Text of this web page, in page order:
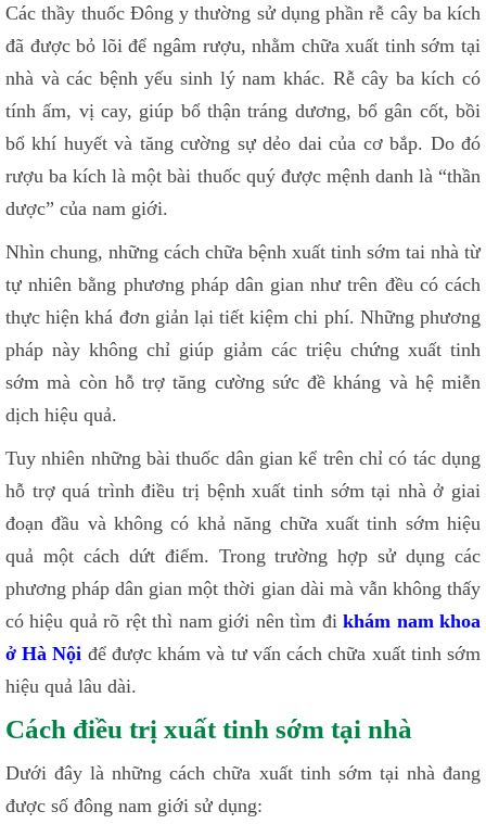
Các thầy thuốc Đông y thường sử dụng phần rễ cây ba kích
đã được bỏ lõi để ngâm rượu, nhằm chữa xuất tinh sớm tại
nhà và các bệnh yếu sinh lý nam khác. Rễ cây ba kích có
tính ấm, vị cay, giúp bổ thận tráng dương, bổ gân cốt, bồi
bổ khí huyết và tăng cường sự dẻo dai của cơ bắp. Do đó
rượu ba kích là một bài thuốc quý được mệnh danh là “thần
dược” của nam giới.
Nhìn chung, những cách chữa bệnh xuất tinh sớm tai nhà từ
tự nhiên bằng phương pháp dân gian như trên đều có cách
thực hiện khá đơn giản lại tiết kiệm chi phí. Những phương
pháp này không chỉ giúp giảm các triệu chứng xuất tinh
sớm mà còn hỗ trợ tăng cường sức đề kháng và hệ miễn
dịch hiệu quả.
Tuy nhiên những bài thuốc dân gian kể trên chỉ có tác dụng
hỗ trợ quá trình điều trị bệnh xuất tinh sớm tại nhà ở giai
đoạn đầu và không có khả năng chữa xuất tinh sớm hiệu
quả một cách dứt điểm. Trong trường hợp sử dụng các
phương pháp dân gian một thời gian dài mà vẫn không thấy
có hiệu quả rõ rệt thì nam giới nên tìm đikhám nam khoa
ở Hà Nội để được khám và tư vấn cách chữa xuất tinh sớm
hiệu quả lâu dài.
Cách điều trị xuất tinh sớm tại nhà
Dưới đây là những cách chữa xuất tinh sớm tại nhà đang
được số đông nam giới sử dụng: